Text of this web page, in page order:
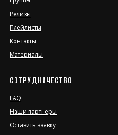
Релизы
Плейлисты
Контакты
Материалы
СОТРУДНИЧЕСТВО
FAQ
Наши партнеры
Оставить заявку